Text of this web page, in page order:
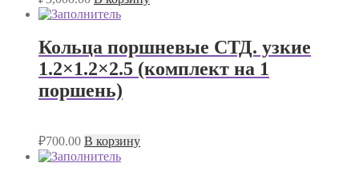
Кольца поршневые СТД. узкие
1.2×1.2×2.5 (комплект на 1
поршень)
₽700.00 В корзину